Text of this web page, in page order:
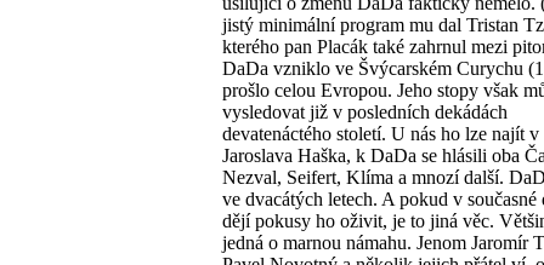
jistý minimální program mu dal Tristan
kterého pan Placák také zahrnul mezi
DaDa vzniklo ve Švýcarském Curychu
prošlo celou Evropou. Jeho stopy však
vysledovat již v posledních dekádách
devatenáctého století. U nás ho lze najít
Jaroslava Haška, k DaDa se hlásili oba
Nezval, Seifert, Klíma a mnozí další.
ve dvacátých letech. A pokud v současné
dějí pokusy ho oživit, je to jiná věc.
jedná o marnou námahu. Jenom Jaromír